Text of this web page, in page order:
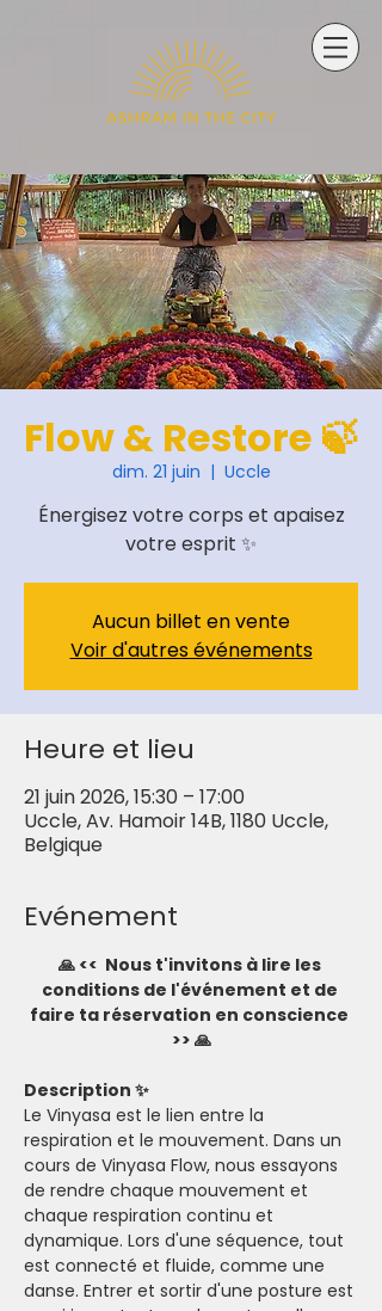
Flow & Restore 🍃
dim. 21 juin
  |
Uccle
Énergisez votre corps et apaisez
votre esprit ✨
Aucun billet en vente
Voir d'autres événements
Heure et lieu
21 juin 2026, 15:30 – 17:00
Uccle, Av. Hamoir 14B, 1180 Uccle,
Belgique
Evénement
🙏 <<  Nous t'invitons à lire les
conditions de l'événement et de
faire ta réservation en conscience
>> 🙏
Description ✨
Le Vinyasa est le lien entre la
respiration et le mouvement. Dans un
cours de Vinyasa Flow, nous essayons
de rendre chaque mouvement et
chaque respiration continu et
dynamique. Lors d'une séquence, tout
est connecté et fluide, comme une
danse. Entrer et sortir d'une posture est